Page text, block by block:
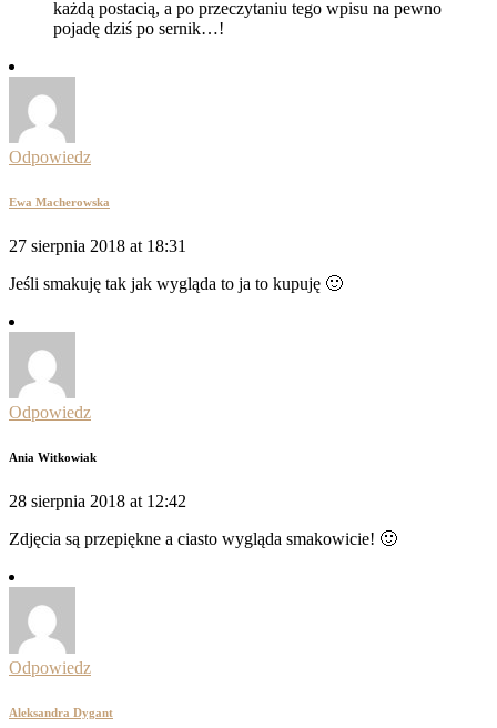
każdą postacią, a po przeczytaniu tego wpisu na pewno
pojadę dziś po sernik…!
Odpowiedz
Ewa Macherowska
27 sierpnia 2018 at 18:31
Jeśli smakuję tak jak wygląda to ja to kupuję 🙂
Odpowiedz
Ania Witkowiak
28 sierpnia 2018 at 12:42
Zdjęcia są przepiękne a ciasto wygląda smakowicie! 🙂
Odpowiedz
Aleksandra Dygant